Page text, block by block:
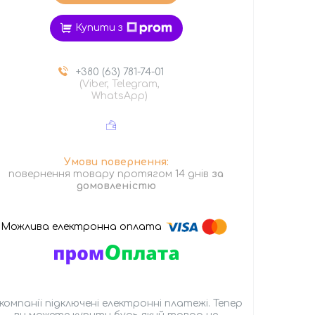
Купити з
+380 (63) 781-74-01
(Viber, Telegram,
WhatsApp)
повернення товару протягом 14 днів за
домовленістю
підключені електронні платежі. Тепер